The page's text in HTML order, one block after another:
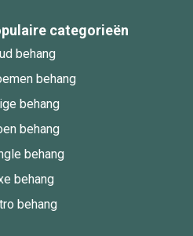
categorieën
behang
behang
behang
behang
behang
behang
behang